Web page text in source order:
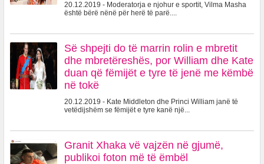
20.12.2019 - Moderatorja e njohur e sportit, Vilma Masha
është bërë nënë për herë të parë....
Së shpejti do të marrin rolin e mbretit
dhe mbretëreshës, por William dhe Kate
duan që fëmijët e tyre të jenë me këmbë
në tokë
20.12.2019 - Kate Middleton dhe Princi William janë të
vetëdijshëm se fëmijët e tyre kanë një...
Granit Xhaka vë vajzën në gjumë,
publikoi foton më të ëmbël